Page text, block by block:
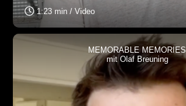
1:23 min / Video
MEMORABLE MEMORIES
mit Olaf Breuning